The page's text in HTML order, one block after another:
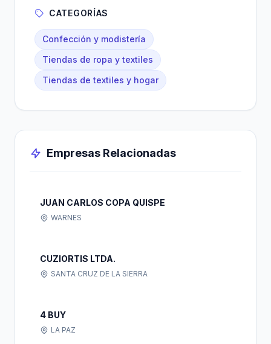
CATEGORÍAS
Confección y modistería
Tiendas de ropa y textiles
Tiendas de textiles y hogar
Empresas Relacionadas
JUAN CARLOS COPA QUISPE
WARNES
CUZIORTIS LTDA.
SANTA CRUZ DE LA SIERRA
4 BUY
LA PAZ